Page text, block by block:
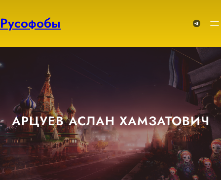
к
содержимому
Русофобы Telegram
АРЦУЕВ АСЛАН ХАМЗАТОВИЧ